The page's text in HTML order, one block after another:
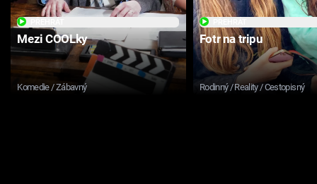
Mezi COOLky
Komedie / Zábavný
Fotr na tripu
Rodinný / Reality / Cestopisný